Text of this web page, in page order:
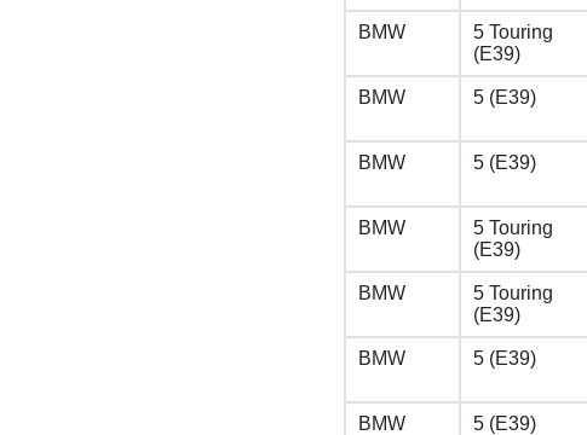
BMW
5 Touring
(E39)
BMW 5 (E39)
BMW 5 (E39)
BMW
5 Touring
(E39)
BMW
5 Touring
(E39)
BMW 5 (E39)
BMW 5 (E39)